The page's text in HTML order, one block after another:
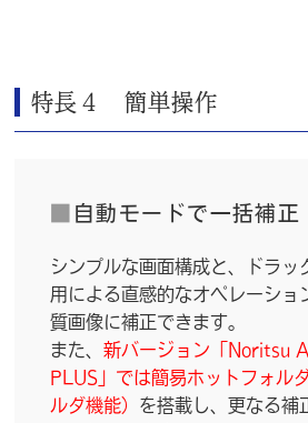
特長４ 簡単操作
■ 自動モードで一括補正
シンプルな画面構成と、ドラッ
用による直感的なオペレーショ
質画像に補正できます。
また、新バージョン「Noritsu
PLUS」では簡易ホットフォル
ルダ機能） を搭載し、更なる補